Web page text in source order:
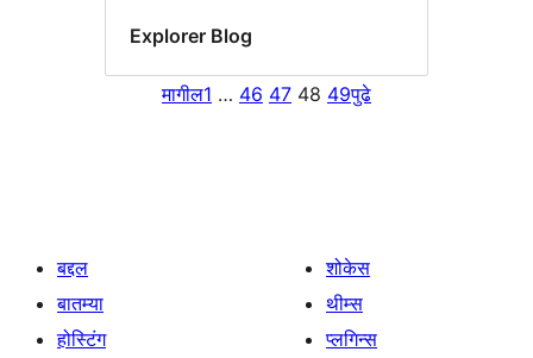
Explorer Blog
मागील1 … 46 47 48 49पुढे
बद्दल
बातम्या
होस्टिंग
शोकेस
थीम्स
प्लगिन्स